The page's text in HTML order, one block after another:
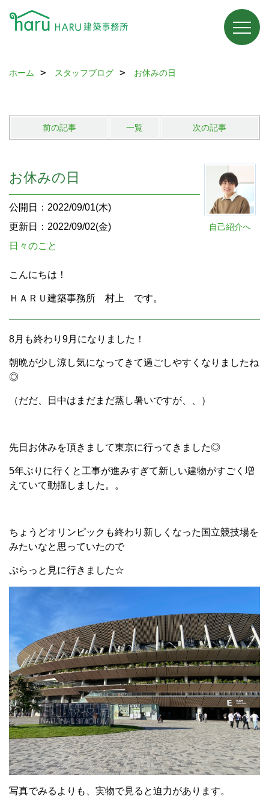
ホーム スタッフブログ お休みの日
前の記事 一覧 次の記事
自己紹介へ
お休みの日
公開日：2022/09/01(木)
更新日：2022/09/02(金)
日々のこと
こんにちは！
ＨＡＲＵ建築事務所 村上 です。
8月も終わり9月になりました！
朝晩が少し涼し気になってきて過ごしやすくなりましたね
◎
（だだ、日中はまだまだ蒸し暑いですが、、）
先日お休みを頂きまして東京に行ってきました◎
5年ぶりに行くと工事が進みすぎて新しい建物がすごく増
えていて動揺しました。。
ちょうどオリンピックも終わり新しくなった国立競技場を
みたいなと思っていたので
ぷらっと見に行きました☆
写真でみるよりも、実物で見ると迫力があります。